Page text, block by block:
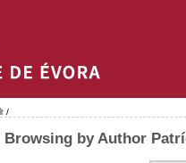
/
Browsing by Author